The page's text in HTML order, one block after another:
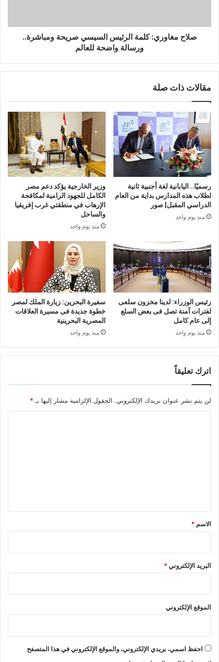
صلاح مغاوري: كلمة الرئيس السيسي صريحة ومباشرة..
ورسالة واضحة للعالم
مقالات ذات صلة
رسميًا.. اليابانية لغة أجنبية ثانية
لطلاب هذه المدارس بداية من العام
الدراسي المقبل| صور
منذ يوم واحد
وزير الخارجية يؤكد دعم مصر
الكامل للجهود الرامية لمكافحة
الإرهاب في منطقتي غرب إفريقيا
والساحل
منذ يوم واحد
رئيس الوزراء: لدينا مخزون سلعى
لفترات آمنة تصل فى بعض السلع
إلى عام كامل
منذ يوم واحد
سفيرة البحرين: زيارة الملك لمصر
خطوة جديدة فى مسيرة العلاقات
المصرية البحرينية
منذ يوم واحد
اترك تعليقاً
لن يتم نشر عنوان بريدك الإلكتروني. الحقول الإلزامية مشار إليها بـ *
*
الاسم *
البريد الإلكتروني*
الموقع الإلكتروني
احفظ اسمي، بريدي الإلكتروني، والموقع الإلكتروني في هذا المتصفح